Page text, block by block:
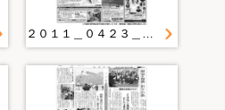
２０１１＿０４２３＿１２＿被災者の心に本を 山田へ移動図書館車「自分の時間つくって」滝沢・かっこう号